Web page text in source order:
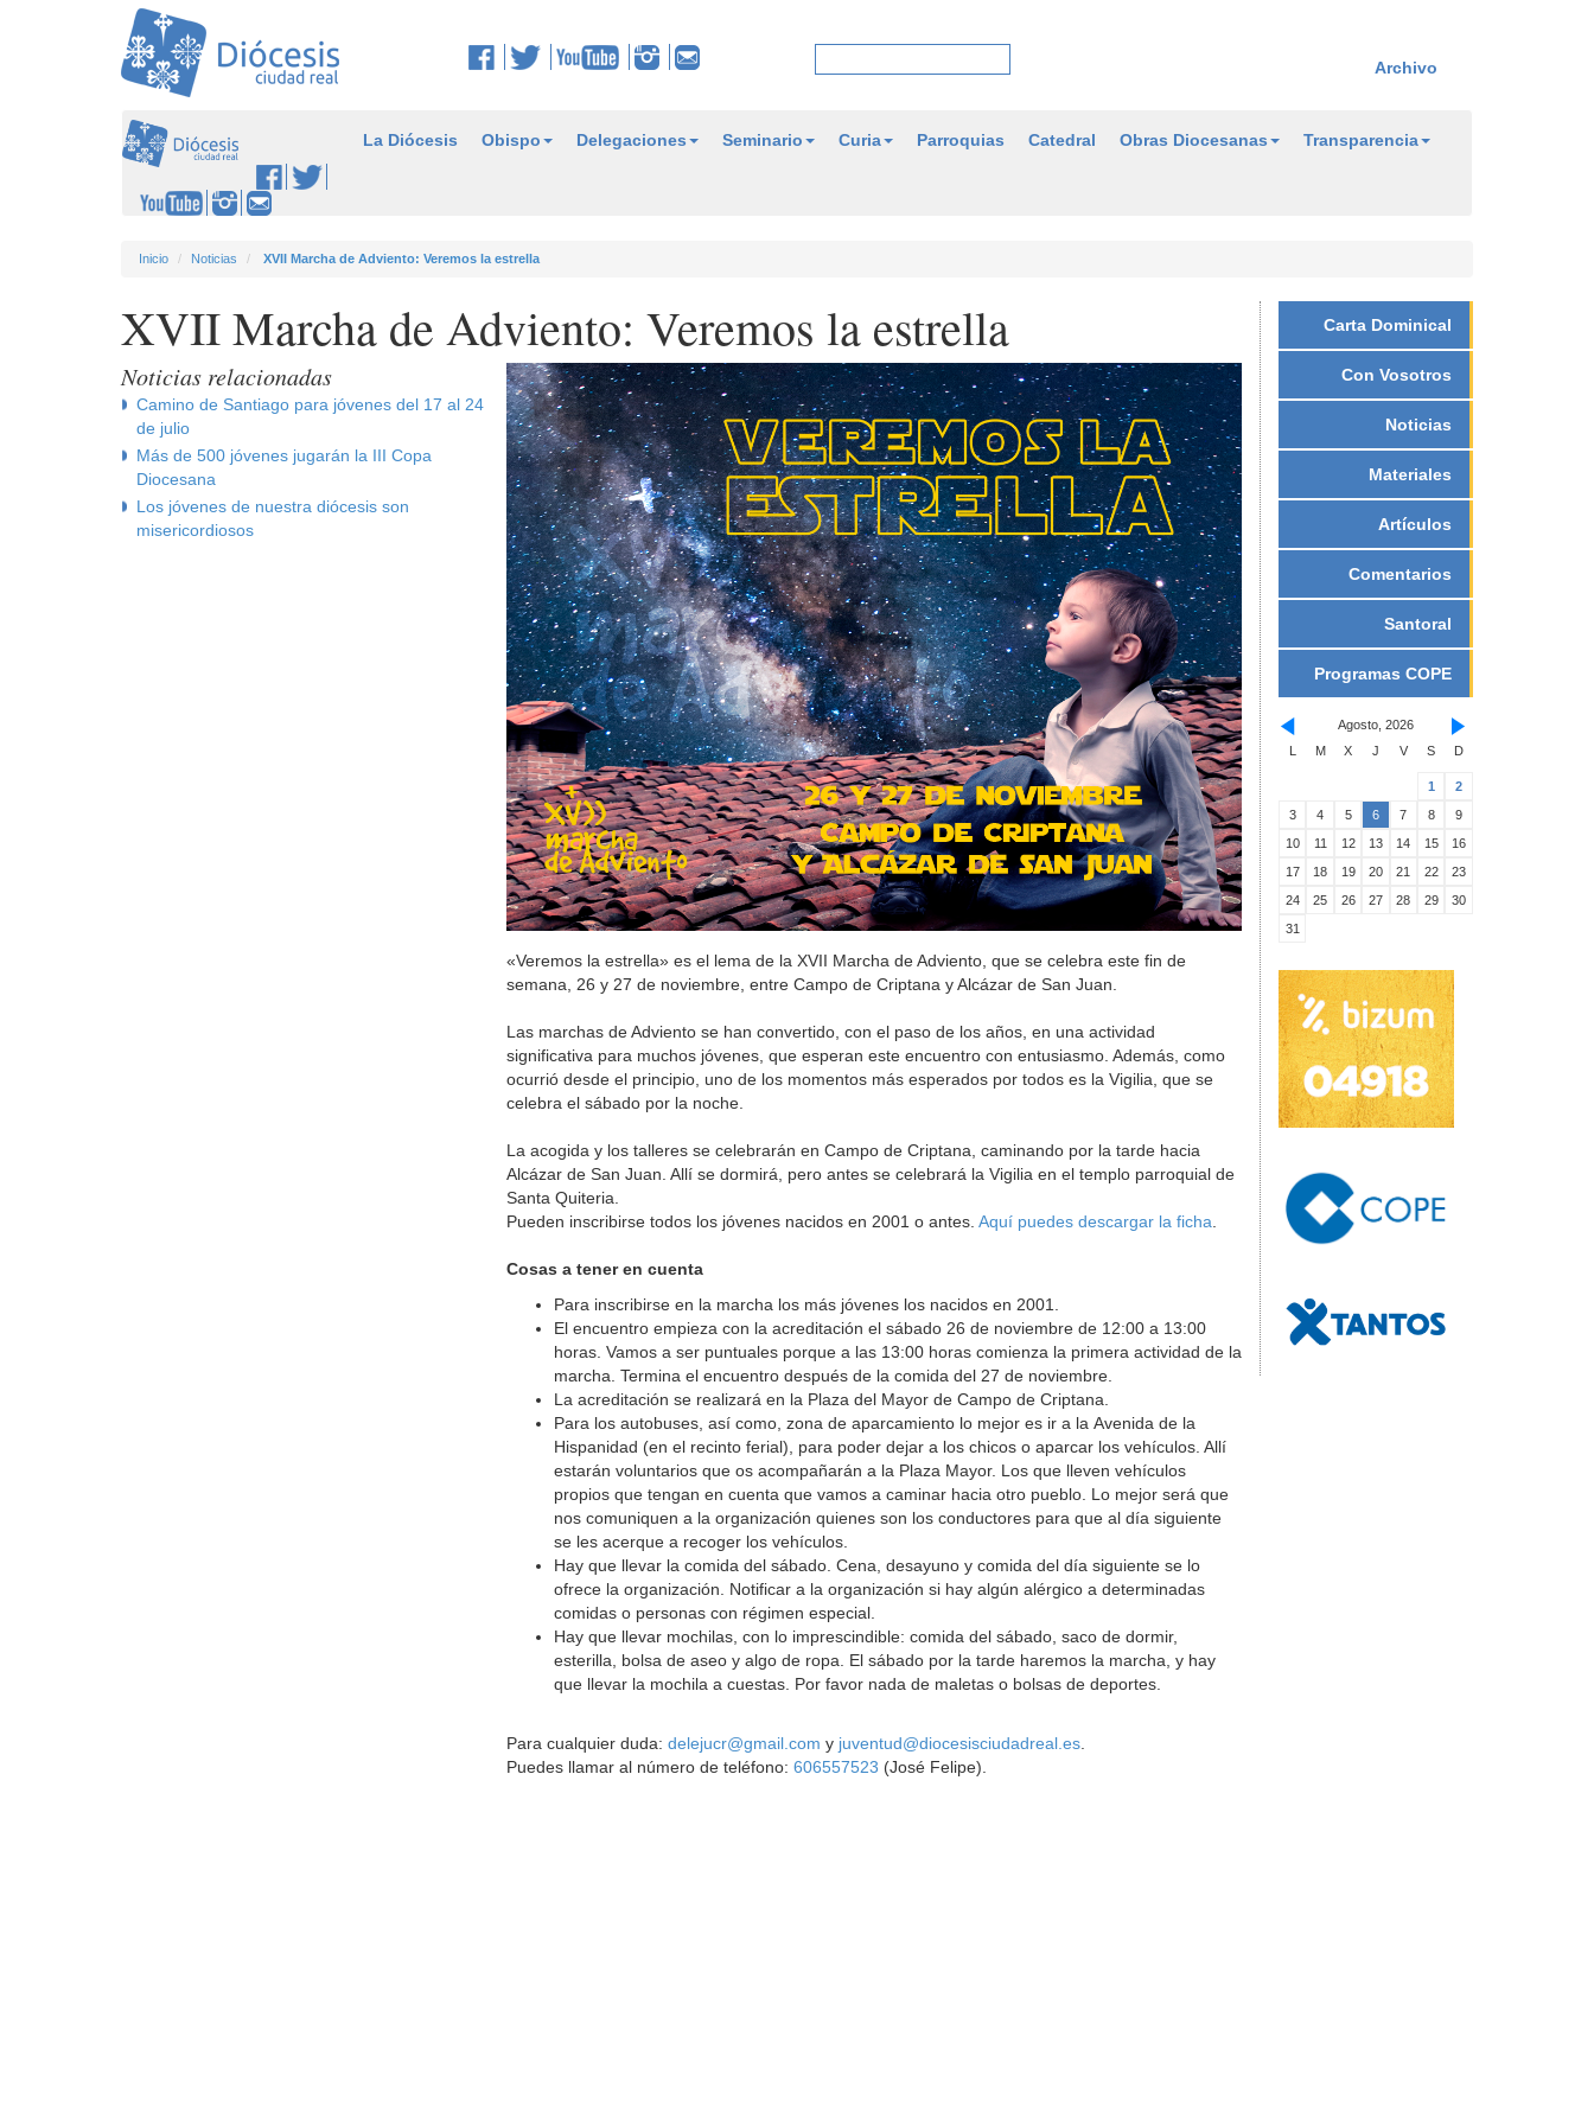
Archivo
La Diócesis Obispo Delegaciones Seminario Curia Parroquias Catedral Obras Diocesanas Transparencia
Inicio Noticias XVII Marcha de Adviento: Veremos la estrella
XVII Marcha de Adviento: Veremos la estrella
Noticias relacionadas
Camino de Santiago para jóvenes del 17 al 24
de julio
Más de 500 jóvenes jugarán la III Copa
Diocesana
Los jóvenes de nuestra diócesis son
misericordiosos
«Veremos la estrella» es el lema de la XVII Marcha de Adviento, que se celebra este fin de
semana, 26 y 27 de noviembre, entre Campo de Criptana y Alcázar de San Juan.
Las marchas de Adviento se han convertido, con el paso de los años, en una actividad
significativa para muchos jóvenes, que esperan este encuentro con entusiasmo. Además, como
ocurrió desde el principio, uno de los momentos más esperados por todos es la Vigilia, que se
celebra el sábado por la noche.
La acogida y los talleres se celebrarán en Campo de Criptana, caminando por la tarde hacia
Alcázar de San Juan. Allí se dormirá, pero antes se celebrará la Vigilia en el templo parroquial de
Santa Quiteria.
Pueden inscribirse todos los jóvenes nacidos en 2001 o antes. Aquí puedes descargar la ficha
Cosas a tener en cuenta
Para inscribirse en la marcha los más jóvenes los nacidos en 2001.
El encuentro empieza con la acreditación el sábado 26 de noviembre de 12:00 a 13:00
horas. Vamos a ser puntuales porque a las 13:00 horas comienza la primera actividad de la
marcha. Termina el encuentro después de la comida del 27 de noviembre.
La acreditación se realizará en la Plaza del Mayor de Campo de Criptana.
Para los autobuses, así como, zona de aparcamiento lo mejor es ir a la Avenida de la
Hispanidad (en el recinto ferial), para poder dejar a los chicos o aparcar los vehículos. Allí
estarán voluntarios que os acompañarán a la Plaza Mayor. Los que lleven vehículos
propios que tengan en cuenta que vamos a caminar hacia otro pueblo. Lo mejor será que
nos comuniquen a la organización quienes son los conductores para que al día siguiente
se les acerque a recoger los vehículos.
Hay que llevar la comida del sábado. Cena, desayuno y comida del día siguiente se lo
ofrece la organización. Notificar a la organización si hay algún alérgico a determinadas
comidas o personas con régimen especial.
Hay que llevar mochilas, con lo imprescindible: comida del sábado, saco de dormir,
esterilla, bolsa de aseo y algo de ropa. El sábado por la tarde haremos la marcha, y hay
que llevar la mochila a cuestas. Por favor nada de maletas o bolsas de deportes.
Para cualquier duda: delejucr@gmail.com y juventud@diocesisciudadreal.es.
Puedes llamar al número de teléfono: 606557523 (José Felipe).
Carta Dominical
Con Vosotros
Noticias
Materiales
Artículos
Comentarios
Santoral
Programas COPE
Agosto, 2026
L
M X J V S D
1
2
3
4 5 6 7 8
9
10
11 12 13 14 15
16
17
18 19 20 21 22
23
24
25 26 27 28 29
30
31